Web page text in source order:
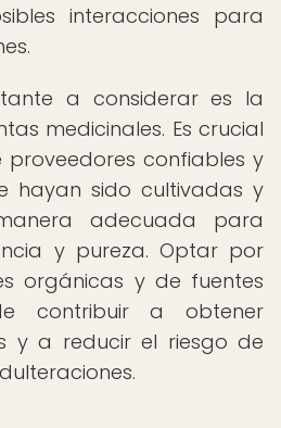
interacciones para
a considerar es la
medicinales. Es crucial
confiables y
hayan sido cultivadas y
adecuada para
y pureza. Optar por
orgánicas y de fuentes
contribuir a obtener
y a reducir el riesgo de